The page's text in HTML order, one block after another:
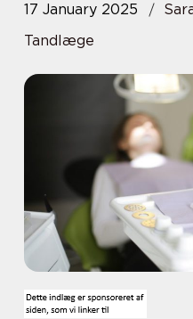
17 January 2025
Tandlæge